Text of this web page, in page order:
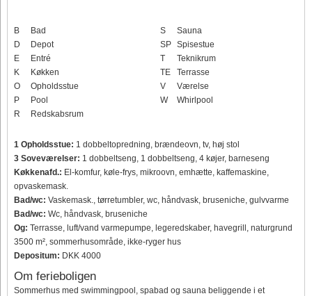
B
Bad
D
Depot
E
Entré
K
Køkken
O
Opholdsstue
P
Pool
R
Redskabsrum
S
Sauna
SP Spisestue
T
Teknikrum
TE
Terrasse
V
Værelse
W
Whirlpool
1 Opholdsstue: 1 dobbeltopredning, brændeovn, tv, høj stol
3 Soveværelser: 1 dobbeltseng, 1 dobbeltseng, 4 køjer, barneseng
Køkkenafd.: El-komfur, køle-frys, mikroovn, emhætte, kaffemaskine,
opvaskemask.
Bad/wc: Vaskemask., tørretumbler, wc, håndvask, bruseniche, gulvvarme
Bad/wc: Wc, håndvask, bruseniche
Og: Terrasse, luft/vand varmepumpe, legeredskaber, havegrill, naturgrund
3500 m², sommerhusområde, ikke-ryger hus
Depositum: DKK 4000
Om ferieboligen
Sommerhus med swimmingpool, spabad og sauna beliggende i et